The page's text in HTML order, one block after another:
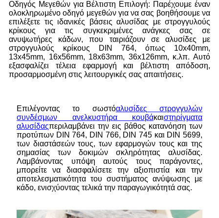
Οδηγός Μεγεθών για Βέλτιστη Επιλογή: Παρέχουμε έναν
ολοκληρωμένο οδηγό μεγεθών για να σας βοηθήσουμε να
επιλέξετε τις ιδανικές βάσεις αλυσίδας με στρογγυλούς
κρίκους για τις συγκεκριμένες ανάγκες σας σε
ανυψωτήρες κάδων, που ταιριάζουν σε αλυσίδες με
στρογγυλούς κρίκους DIN 764, όπως 10x40mm,
13x45mm, 16x56mm, 18x63mm, 36x126mm, κ.λπ. Αυτό
εξασφαλίζει τέλεια εφαρμογή και βέλτιστη απόδοση,
προσαρμοσμένη στις λειτουργικές σας απαιτήσεις.
Επιλέγοντας το σωστόαλυσίδες στρογγυλών
συνδέσμων ανελκυστήρα κουβάκαιστηρίγματα
αλυσίδαςπεριλαμβάνει την εις βάθος κατανόηση των
προτύπων DIN 764, DIN 766, DIN 745 και DIN 5699,
των διαστάσεών τους, των εφαρμογών τους και της
σημασίας των δοκιμών σκληρότητας αλυσίδας.
Λαμβάνοντας υπόψη αυτούς τους παράγοντες,
μπορείτε να διασφαλίσετε την αξιοπιστία και την
αποτελεσματικότητα του συστήματος ανύψωσης με
κάδο, ενισχύοντας τελικά την παραγωγικότητά σας.